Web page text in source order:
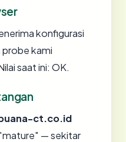
konfigurasi
kami
saat ini: OK.
ct.co.id
— sekitar